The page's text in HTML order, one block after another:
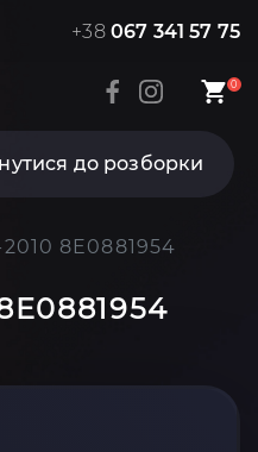
+38 067 341 57 75
0
до розборки
8E0881954